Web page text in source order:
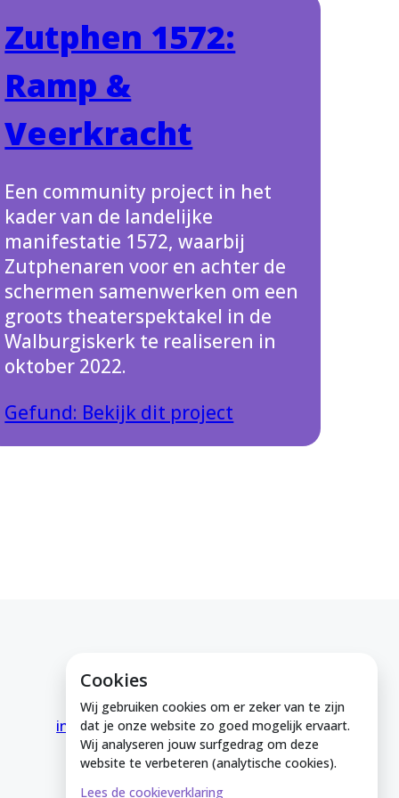
Cookies
Wij gebruiken cookies om er zeker van te zijn
dat je onze website zo goed mogelijk ervaart.
Wij analyseren jouw surfgedrag om deze
website te verbeteren (analytische cookies).
Lees de cookieverklaring
Zutphen 1572:
Ramp &
Veerkracht
Een community project in het
kader van de landelijke
manifestatie 1572, waarbij
Zutphenaren voor en achter de
schermen samenwerken om een
groots theaterspektakel in de
Walburgiskerk te realiseren in
oktober 2022.
Gefund: Bekijk dit project
E-mail ons
info@medeinzutphen.nl